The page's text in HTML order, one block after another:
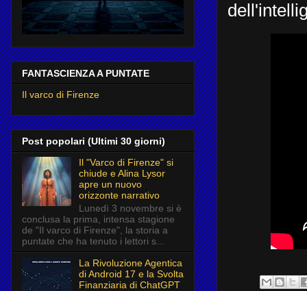
FANTASCIENZA A PUNTATE
Il varco di Firenze
Post popolari (Ultimi 30 giorni)
Il "Varco di Firenze" si
chiude e Alina Lysor
apre un nuovo
orizzonte narrativo
Lunedì 3 novembre si è
conclusa la prima, intensa stagione
de "Il varco di Firenze", la storia a
puntate che ha tenuto i lettori s...
La Rivoluzione Agentica
di Android 17 e la Svolta
Finanziaria di ChatGPT